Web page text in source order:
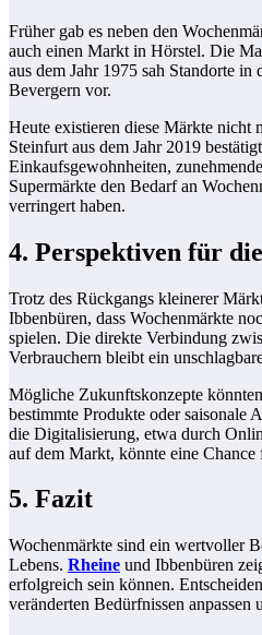
Früher gab es neben den
auch einen Markt in Hörstel. Die
aus dem Jahr 1975 sah Standorte in
Bevergern vor.
Heute existieren diese Märkte nicht
Steinfurt aus dem Jahr 2019
Einkaufsgewohnheiten,
Supermärkte den Bedarf an
verringert haben.
4. Perspektiven für
Trotz des Rückgangs kleinerer
Ibbenbüren, dass Wochenmärkte
spielen. Die direkte Verbindung
Verbrauchern bleibt ein
Mögliche Zukunftskonzepte könnten
bestimmte Produkte oder saisonale
die Digitalisierung, etwa durch
auf dem Markt, könnte eine
5. Fazit
Wochenmärkte sind ein wertvoller
Lebens. Rheine und Ibbenbüren
erfolgreich sein können.
veränderten Bedürfnissen